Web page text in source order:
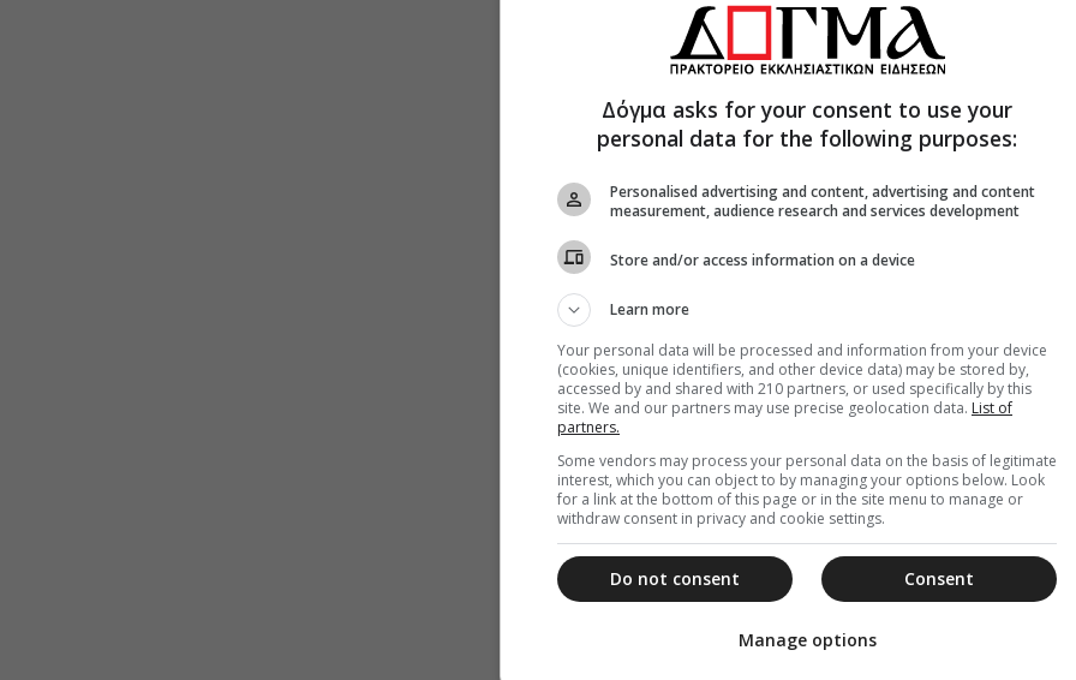
Δόγμα asks for your consent to use your
personal data for the following purposes:
Personalised advertising and content, advertising and content
measurement, audience research and services development
Store and/or access information on a device
Learn more
Your personal data will be processed and information from your device
(cookies, unique identifiers, and other device data) may be stored by,
accessed by and shared with 210 partners, or used specifically by this
site. We and our partners may use precise geolocation data. List of
partners.
Some vendors may process your personal data on the basis of legitimate
interest, which you can object to by managing your options below. Look
for a link at the bottom of this page or in the site menu to manage or
withdraw consent in privacy and cookie settings.
Consent
Do not consent
Manage options